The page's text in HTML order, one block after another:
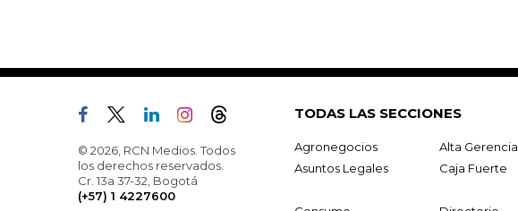
© 2026, RCN Medios. Todos
los derechos reservados.
Cr. 13a 37-32, Bogotá
(+57) 1 4227600
TODAS LAS SECCIONES
Agronegocios Alta Gerencia
Asuntos Legales
Caja Fuerte